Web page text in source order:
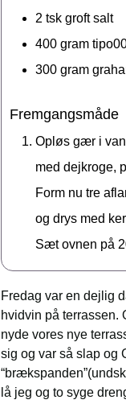
2 tsk groft salt
400 gram
300 gram
Fremgangsmåde
Opløs gær i
med dejkroge,
Form nu tre
og drys med
Sæt ovnen på
Fredag var en dejlig
hvidvin på terrassen.
nyde vores nye
sig og var så slap og
lå jeg og to syge